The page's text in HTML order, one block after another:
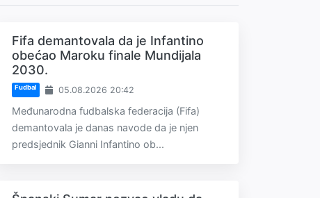
Fifa demantovala da je Infantino
obećao Maroku finale Mundijala
2030.
Fudbal 05.08.2026 20:42
Međunarodna fudbalska federacija (Fifa)
demantovala je danas navode da je njen
predsjednik Gianni Infantino ob...